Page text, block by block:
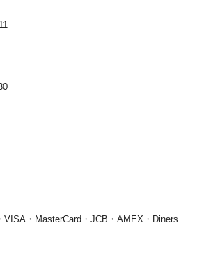
VISA・MasterCard・JCB・AMEX・Diners